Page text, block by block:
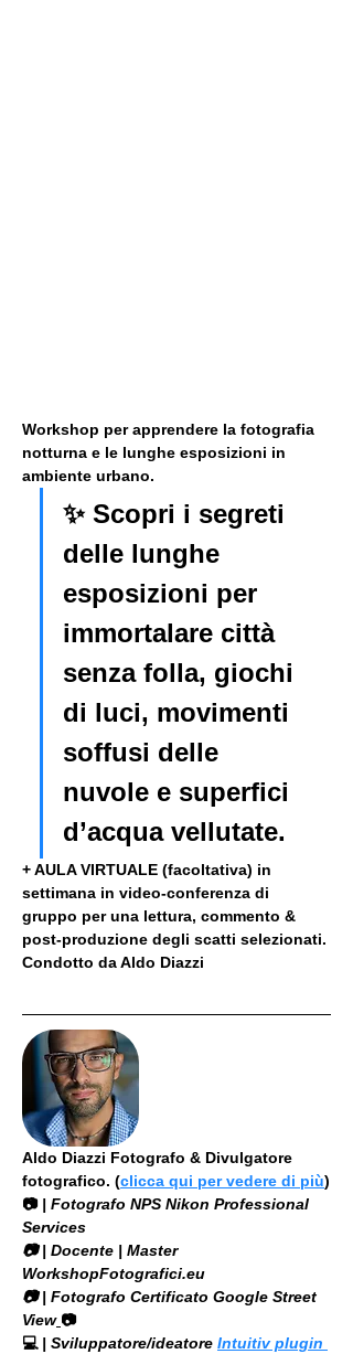
Workshop per apprendere la fotografia
notturna e le lunghe esposizioni in
ambiente urbano.
✨ Scopri i segreti
delle lunghe
esposizioni per
immortalare città
senza folla, giochi
di luci, movimenti
soffusi delle
nuvole e superfici
d’acqua vellutate.
+ AULA VIRTUALE (facoltativa) in
settimana in video-conferenza di
gruppo per una lettura, commento &
post-produzione degli scatti selezionati.
Condotto da Aldo Diazzi
Aldo Diazzi Fotografo & Divulgatore
fotografico. (clicca qui per vedere di più)
📷 | Fotografo NPS Nikon Professional
Services
​📷 | Docente | Master
WorkshopFotografici.eu
📷 | Fotografo Certificato Google Street
View 📷
💻 | Sviluppatore/ideatore Intuitiv plugin